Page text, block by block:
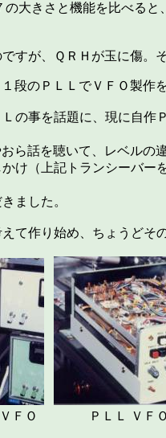
大きさと機能を比べると
すが、ＱＲＨが玉に傷。
段のＰＬＬでＶＦＯ製
の事を話題に、現に自
ら話を聴いて、レベルの
け（上記トランシーバ
ました。
て作り始め、ちょうどそ
ＶＦＯ ＰＬＬ ＶＦ